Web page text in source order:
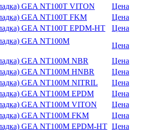
GEA NT100T VITON
Цена
GEA NT100T FKM
Цена
GEA NT100T EPDM-HT
Цена
GEA NT100M
Цена
GEA NT100M NBR
Цена
GEA NT100M HNBR
Цена
GEA NT100M NITRIL
Цена
GEA NT100M EPDM
Цена
GEA NT100M VITON
Цена
GEA NT100M FKM
Цена
GEA NT100M EPDM-HT Цена